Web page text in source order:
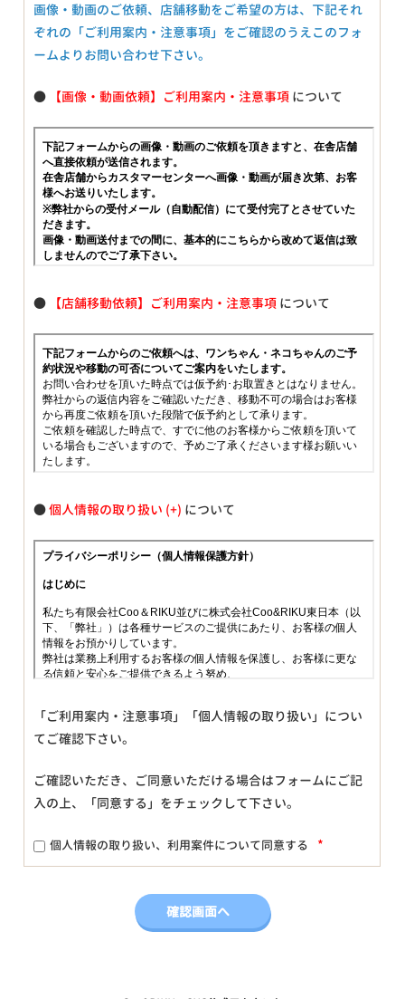
画像・動画のご依頼、店舗移動をご希望の方は、下記それ
ぞれの「ご利用案内・注意事項」をご確認のうえこのフォ
ームよりお問い合わせ下さい。
● 【画像・動画依頼】ご利用案内・注意事項 について
● 【店舗移動依頼】ご利用案内・注意事項 について
●個人情報の取り扱い について
「ご利用案内・注意事項」「個人情報の取り扱い」につい
てご確認下さい。
ご確認いただき、ご同意いただける場合はフォームにご記
入の上、「同意する」をチェックして下さい。
個人情報の取り扱い、利用案件について同意する *